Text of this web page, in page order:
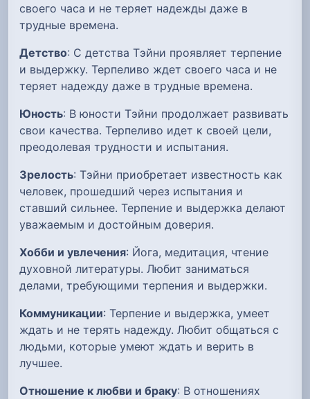
своего часа и не теряет надежды даже в
трудные времена.
Детство: С детства Тэйни проявляет терпение
и выдержку. Терпеливо ждет своего часа и не
теряет надежду даже в трудные времена.
Юность: В юности Тэйни продолжает развивать
свои качества. Терпеливо идет к своей цели,
преодолевая трудности и испытания.
Зрелость: Тэйни приобретает известность как
человек, прошедший через испытания и
ставший сильнее. Терпение и выдержка делают
уважаемым и достойным доверия.
Хобби и увлечения: Йога, медитация, чтение
духовной литературы. Любит заниматься
делами, требующими терпения и выдержки.
Коммуникации: Терпение и выдержка, умеет
ждать и не терять надежду. Любит общаться с
людьми, которые умеют ждать и верить в
лучшее.
Отношение к любви и браку: В отношениях